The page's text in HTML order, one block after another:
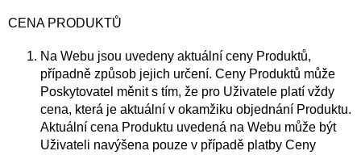
CENA PRODUKTŮ
Na Webu jsou uvedeny aktuální ceny Produktů,
případně způsob jejich určení. Ceny Produktů může
Poskytovatel měnit s tím, že pro Uživatele platí vždy
cena, která je aktuální v okamžiku objednání Produktu.
Aktuální cena Produktu uvedená na Webu může být
Uživateli navýšena pouze v případě platby Ceny